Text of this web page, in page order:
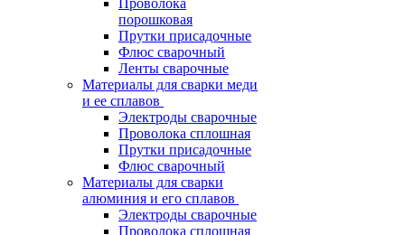
Проволока
порошковая
Прутки присадочные
Флюс сварочный
Ленты сварочные
Материалы для сварки меди
и ее сплавов
Электроды сварочные
Проволока сплошная
Прутки присадочные
Флюс сварочный
Материалы для сварки
алюминия и его сплавов
Электроды сварочные
Проволока сплошная